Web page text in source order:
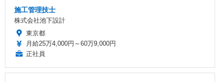
施工管理技士
株式会社池下設計
東京都
月給25万4,000円～60万9,000円
正社員